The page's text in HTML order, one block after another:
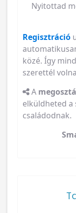
Nyitottad
Regisztráció
közé. Így
szerettél
A
elküldheted a
családodnak.